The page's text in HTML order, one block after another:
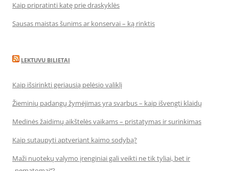
Kaip pripratinti katę prie draskyklės
Sausas maistas šunims ar konservai – ką rinktis
LEKTUVU BILIETAI
Kaip išsirinkti geriausią pelėsio valiklį
Žieminių padangų žymėjimas yra svarbus – kaip išvengti klaidų
Medinės žaidimų aikštelės vaikams – pristatymas ir surinkimas
Kaip sutaupyti aptveriant kaimo sodybą?
Maži nuotekų valymo įrenginiai gali veikti ne tik tyliai, bet ir